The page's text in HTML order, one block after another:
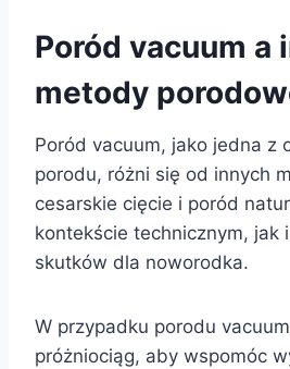
Poród vacuum a
metody
Poród vacuum, jako jedna z
porodu, różni się od innych
cesarskie cięcie i poród
kontekście technicznym, jak
skutków dla noworodka.
W przypadku porodu
próżniociąg, aby wspomóc